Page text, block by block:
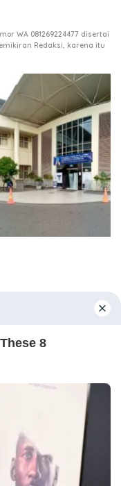
WA 081269224477 disertai
Redaksi, karena itu
Mengawasi
pada Ekonomi
Kasus Korupsi